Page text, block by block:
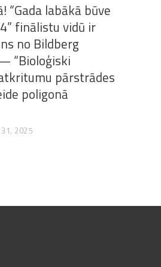
“Gada labākā būve
finālistu vidū ir
no Bildberg
“Bioloģiski
pārstrādes
poligonā
31, 2025